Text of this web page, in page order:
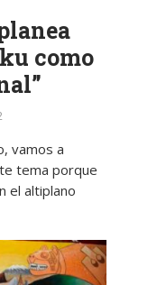
como
vamos a
tema porque
el altiplano